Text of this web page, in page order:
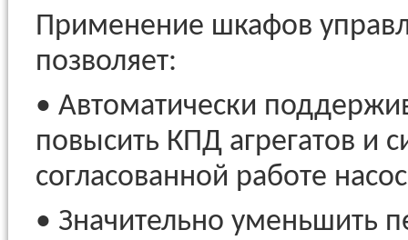
Применение шкафов
позволяет:
• Автоматически
повысить КПД агрегатов и
согласованной работе
• Значительно уменьшить